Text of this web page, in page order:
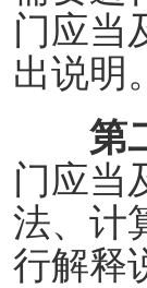
门应当
出说明
第
门应当
法、计
行解释